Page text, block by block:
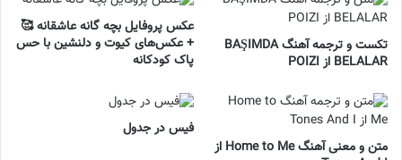
تکست و ترجمه آهنگ BAŞIMDA
BELALAR از POIZI
عکس پروفایل بچه گانه عاشقانه 🥰
+ عکس‌های کیوت و دلنشین با حس
پاک کودکانه
متن و معنی آهنگ Home to Me از
فیس در جدول